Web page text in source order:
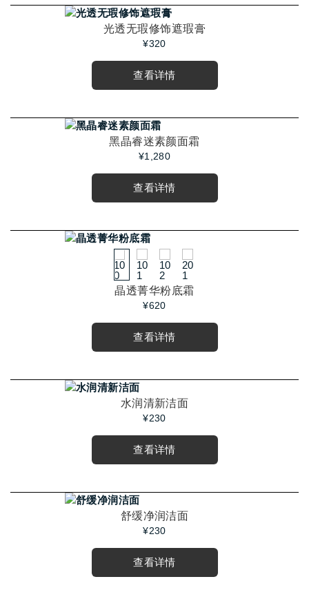
光透无瑕修饰遮瑕膏
¥320
查看详情
黑晶睿迷素颜面霜
¥1,280
查看详情
晶透菁华粉底霜
¥620
查看详情
水润清新洁面
¥230
查看详情
舒缓净润洁面
¥230
查看详情